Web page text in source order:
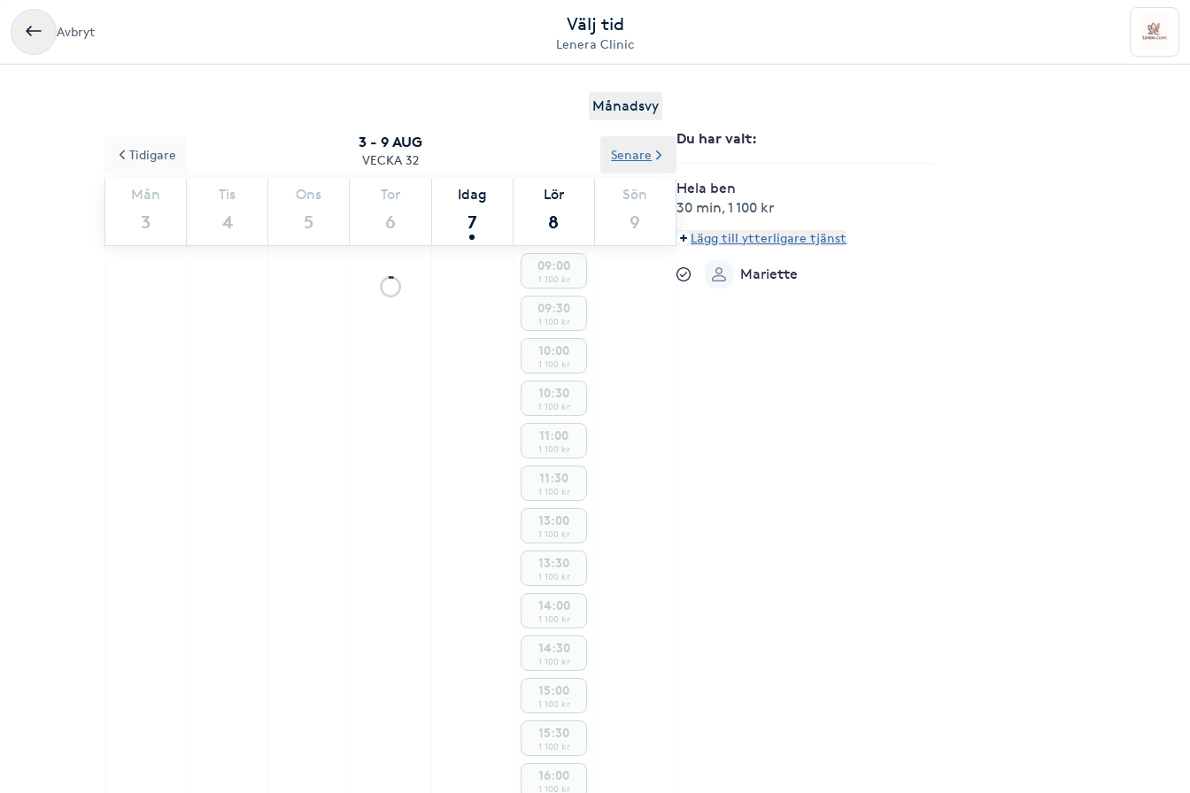
Avbryt Välj tid
Lenera Clinic
Månadsvy
3 - 9 AUG
VECKA 32
Mån
3
Tis
4
Ons
5
Tor
6
Idag
7
Lör
8
Sön
9
Tidigare Senare
09:00
1 100 kr
09:30
1 100 kr
10:00
1 100 kr
10:30
1 100 kr
11:00
1 100 kr
11:30
1 100 kr
13:00
1 100 kr
13:30
1 100 kr
14:00
1 100 kr
14:30
1 100 kr
15:00
1 100 kr
15:30
1 100 kr
16:00
1 100 kr
Du har valt:
Hela ben
30 min,1 100 kr
Lägg till ytterligare tjänst
Mariette